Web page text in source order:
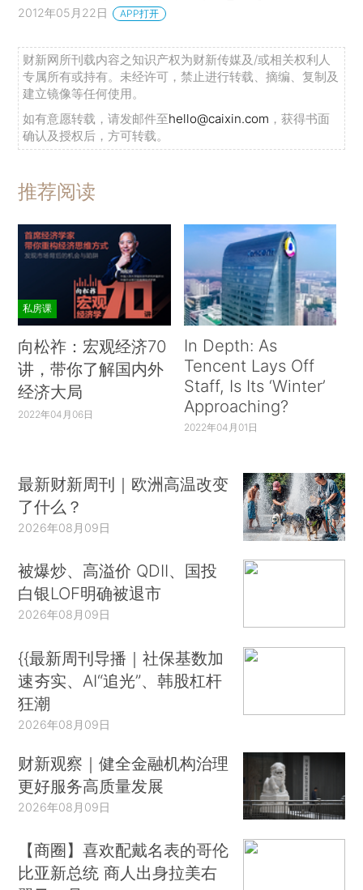
2012年05月22日 APP打开
财新网所刊载内容之知识产权为财新传媒及/或相关权利人
专属所有或持有。未经许可，禁止进行转载、摘编、复制及
建立镜像等任何使用。
如有意愿转载，请发邮件至hello@caixin.com ，获得书面
确认及授权后，方可转载。
推荐阅读
私房课
向松祚：宏观经济70
讲，带你了解国内外
经济大局
2022年04月06日
In Depth: As
Tencent Lays Off
Staff, Is Its ‘Winter’
Approaching?
2022年04月01日
最新财新周刊｜欧洲高温改变
了什么？
2026年08月09日
被爆炒、高溢价 QDII、国投
白银LOF明确被退市
2026年08月09日
{{最新周刊导播｜社保基数加
速夯实、AI“追光”、韩股杠杆
狂潮
2026年08月09日
财新观察｜健全金融机构治理
更好服务高质量发展
2026年08月09日
【商圈】喜欢配戴名表的哥伦
比亚新总统 商人出身拉美右